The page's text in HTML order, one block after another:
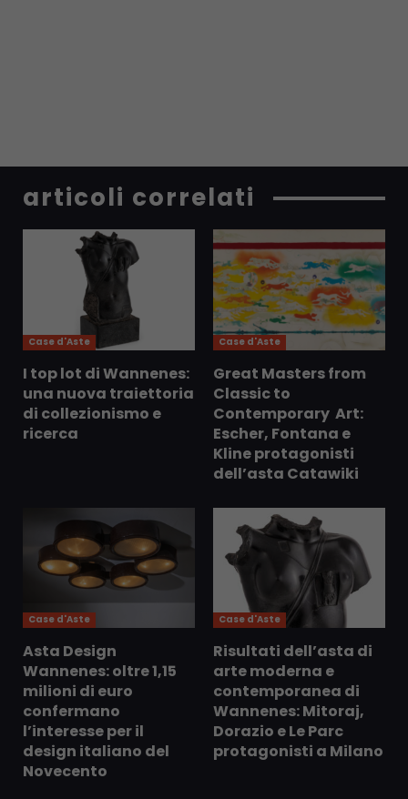
articoli correlati
Case d'Aste
I top lot di Wannenes:
una nuova traiettoria
di collezionismo e
ricerca
Case d'Aste
Great Masters from
Classic to
Contemporary Art:
Escher, Fontana e
Kline protagonisti
dell’asta Catawiki
Case d'Aste
Asta Design
Wannenes: oltre 1,15
milioni di euro
confermano
l’interesse per il
design italiano del
Novecento
Case d'Aste
Risultati dell’asta di
arte moderna e
contemporanea di
Wannenes: Mitoraj,
Dorazio e Le Parc
protagonisti a Milano